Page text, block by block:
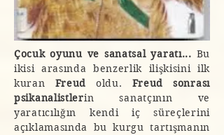
Çocuk oyunu ve sanatsal yaratı... Bu
ikisi arasında benzerlik ilişkisini ilk
kuran Freud oldu. Freud sonrası
psikanalistlerin sanatçının ve
yaratıcılığın kendi iç süreçlerini
açıklamasında bu kurgu tartışmanın